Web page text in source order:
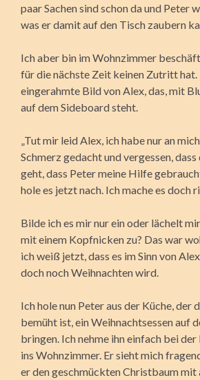
paar Sachen sind schon da und Peter
was er damit auf den Tisch zaubern
Ich aber bin im Wohnzimmer
für die nächste Zeit keinen Zutritt hat.
eingerahmte Bild von Alex, das, mit
auf dem Sideboard steht.
„Tut mir leid Alex, ich habe nur an
Schmerz gedacht und vergessen,
geht, dass Peter meine Hilfe
hole es jetzt nach. Ich mache es doch
Bilde ich es mir nur ein oder lächelt
mit einem Kopfnicken zu? Das war
ich weiß jetzt, dass es im Sinn von
doch noch Weihnachten wird.
Ich hole nun Peter aus der Küche, der
bemüht ist, ein Weihnachtsessen auf
bringen. Ich nehme ihn einfach bei
ins Wohnzimmer. Er sieht mich
er den geschmückten Christbaum mit